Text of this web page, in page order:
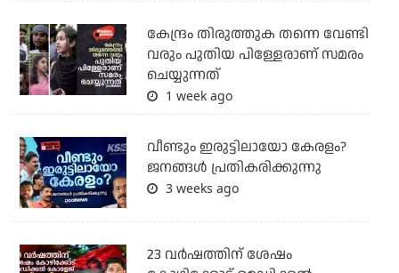
കേന്ദ്രം തിരുത്തുക തന്നെ വേണ്ടി
വരും പുതിയ പിള്ളേരാണ് സമരം
ചെയ്യുന്നത്
1 week ago
വീണ്ടും ഇരുട്ടിലായോ കേരളം?
ജനങ്ങൾ പ്രതികരിക്കുന്നു
3 weeks ago
23 വർഷത്തിന് ശേഷം